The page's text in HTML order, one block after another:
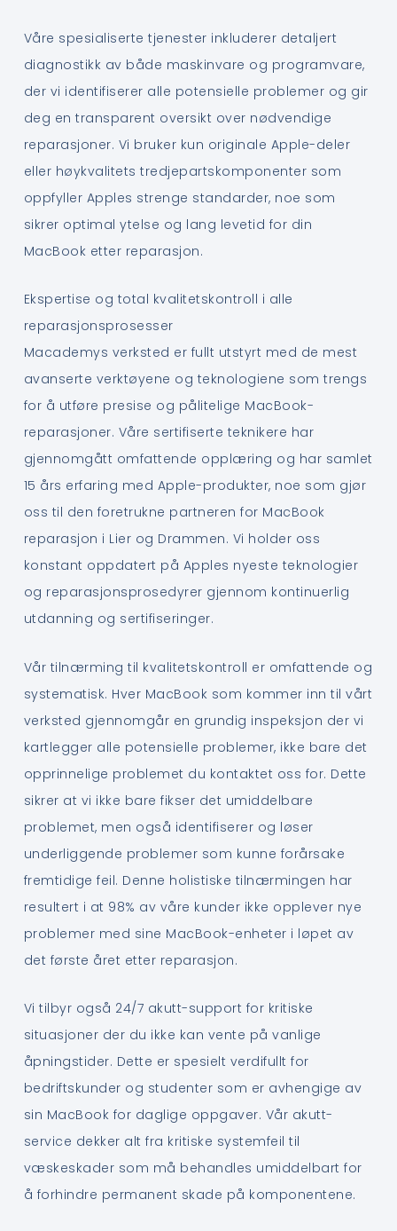
Våre spesialiserte tjenester inkluderer detaljert
diagnostikk av både maskinvare og programvare,
der vi identifiserer alle potensielle problemer og gir
deg en transparent oversikt over nødvendige
reparasjoner. Vi bruker kun originale Apple-deler
eller høykvalitets tredjepartskomponenter som
oppfyller Apples strenge standarder, noe som
sikrer optimal ytelse og lang levetid for din
MacBook etter reparasjon.
Ekspertise og total kvalitetskontroll i alle
reparasjonsprosesser
Macademys verksted er fullt utstyrt med de mest
avanserte verktøyene og teknologiene som trengs
for å utføre presise og pålitelige MacBook-
reparasjoner. Våre sertifiserte teknikere har
gjennomgått omfattende opplæring og har samlet
15 års erfaring med Apple-produkter, noe som gjør
oss til den foretrukne partneren for MacBook
reparasjon i Lier og Drammen. Vi holder oss
konstant oppdatert på Apples nyeste teknologier
og reparasjonsprosedyrer gjennom kontinuerlig
utdanning og sertifiseringer.
Vår tilnærming til kvalitetskontroll er omfattende og
systematisk. Hver MacBook som kommer inn til vårt
verksted gjennomgår en grundig inspeksjon der vi
kartlegger alle potensielle problemer, ikke bare det
opprinnelige problemet du kontaktet oss for. Dette
sikrer at vi ikke bare fikser det umiddelbare
problemet, men også identifiserer og løser
underliggende problemer som kunne forårsake
fremtidige feil. Denne holistiske tilnærmingen har
resultert i at 98% av våre kunder ikke opplever nye
problemer med sine MacBook-enheter i løpet av
det første året etter reparasjon.
Vi tilbyr også 24/7 akutt-support for kritiske
situasjoner der du ikke kan vente på vanlige
åpningstider. Dette er spesielt verdifullt for
bedriftskunder og studenter som er avhengige av
sin MacBook for daglige oppgaver. Vår akutt-
service dekker alt fra kritiske systemfeil til
væskeskader som må behandles umiddelbart for
å forhindre permanent skade på komponentene.